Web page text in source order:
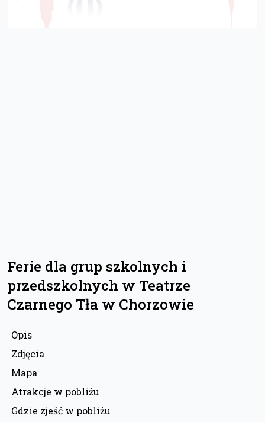
Ferie dla grup szkolnych i
przedszkolnych w Teatrze
Czarnego Tła w Chorzowie
Opis
Zdjęcia
Mapa
Atrakcje w pobliżu
Gdzie zjeść w pobliżu